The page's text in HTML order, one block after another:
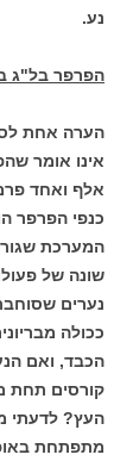
נע.
הפרפר בל"ג
הערה אחת
אינו אומר
אלף ואחד
כנפי הפרפר
המערכת
שונה של
נערים
ככולה
הכבד, ואם
קורסים תחת
העץ? לדעתי
מתפתחת